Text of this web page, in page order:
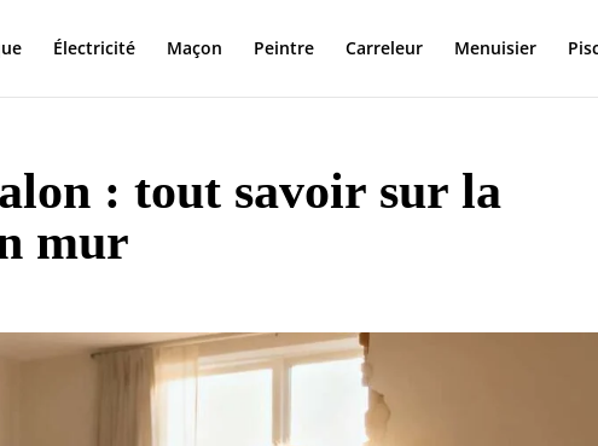
Électricité Maçon Peintre Carreleur Menuisier
: tout savoir sur la
mur